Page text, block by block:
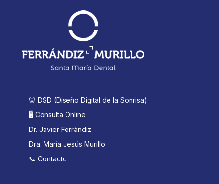
🦷 DSD (Diseño Digital de la Sonrisa)
🖥️ Consulta Online
Dr. Javier Ferrándiz
Dra. María Jesús Murillo
📞 Contacto